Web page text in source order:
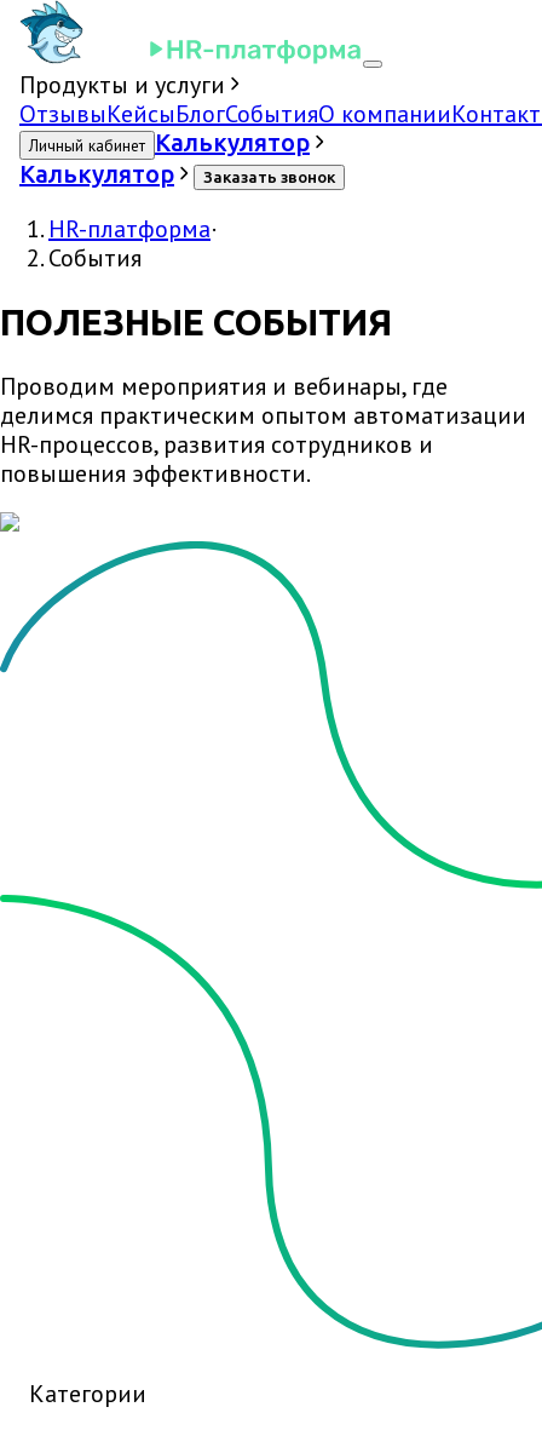
Продукты и услуги
ОтзывыКейсыБлогСобытияО компании
Личный кабинет Калькулятор
Калькулятор
Заказать звонок
HR-платформа·
События
ПОЛЕЗНЫЕ СОБЫТИЯ
Проводим мероприятия и вебинары, где
делимся практическим опытом автоматизации
HR-процессов, развития сотрудников и
повышения эффективности.
Категории